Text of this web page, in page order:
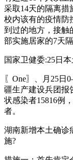
采取14天的隔离措
校内该有的疫情防
到过的地方，接触
部实施居家的7天隔
国家卫健委:25日
〖One〗、月25
疆生产建设兵团报
状感染者15816例
者。
湖南新增本土确诊
施?